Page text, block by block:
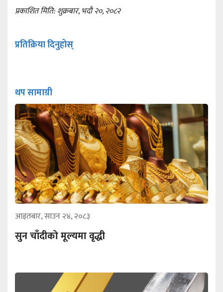
प्रकाशित मिति: शुक्रबार, भदौ २०, २०८२
प्रतिक्रिया दिनुहोस्
थप सामाग्री
आइतबार, साउन २४, २०८३
सुन चाँदीको मूल्यमा वृद्धी